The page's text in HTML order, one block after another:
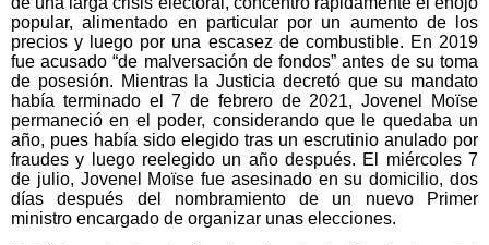
popular, alimentado en particular por un aumento de los
precios y luego por una escasez de combustible. En 2019
fue acusado “de malversación de fondos” antes de su toma
de posesión. Mientras la Justicia decretó que su mandato
había terminado el 7 de febrero de 2021, Jovenel Moïse
permaneció en el poder, considerando que le quedaba un
año, pues había sido elegido tras un escrutinio anulado por
fraudes y luego reelegido un año después. El miércoles 7
de julio, Jovenel Moïse fue asesinado en su domicilio, dos
días después del nombramiento de un nuevo Primer
ministro encargado de organizar unas elecciones.